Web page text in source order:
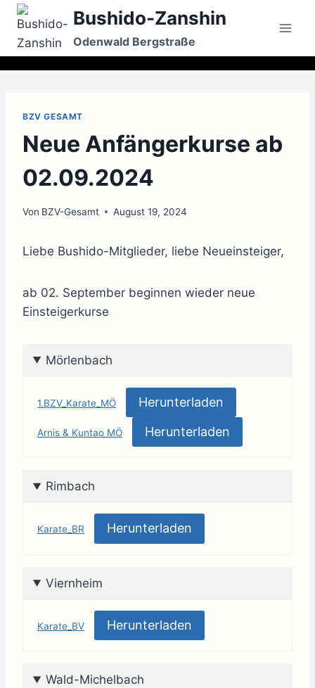
Zum
Inhalt
springen
Bushido-Zanshin
Odenwald Bergstraße
BZV GESAMT
Neue Anfängerkurse ab
02.09.2024
Von BZV-Gesamt August 19, 2024
Liebe Bushido-Mitglieder, liebe Neueinsteiger,
ab 02. September beginnen wieder neue
Einsteigerkurse
Mörlenbach
1.BZV_Karate_MÖ Herunterladen
Arnis & Kuntao MÖ Herunterladen
Rimbach
Karate_BR Herunterladen
Viernheim
Karate_BV Herunterladen
Wald-Michelbach